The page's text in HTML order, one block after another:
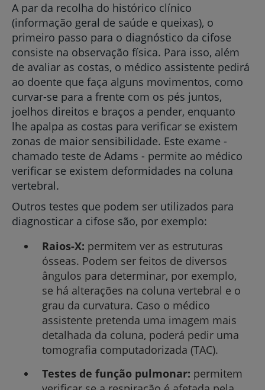
A par da recolha do histórico clínico
(informação geral de saúde e queixas), o
primeiro passo para o diagnóstico da cifose
consiste na observação física. Para isso, além
de avaliar as costas, o médico assistente pedirá
ao doente que faça alguns movimentos, como
curvar-se para a frente com os pés juntos,
joelhos direitos e braços a pender, enquanto
lhe apalpa as costas para verificar se existem
zonas de maior sensibilidade. Este exame -
chamado teste de Adams - permite ao médico
verificar se existem deformidades na coluna
vertebral.
Outros testes que podem ser utilizados para
diagnosticar a cifose são, por exemplo:
Raios-X: permitem ver as estruturas
ósseas. Podem ser feitos de diversos
ângulos para determinar, por exemplo,
se há alterações na coluna vertebral e o
grau da curvatura. Caso o médico
assistente pretenda uma imagem mais
detalhada da coluna, poderá pedir uma
tomografia computadorizada (TAC).
Testes de função pulmonar: permitem